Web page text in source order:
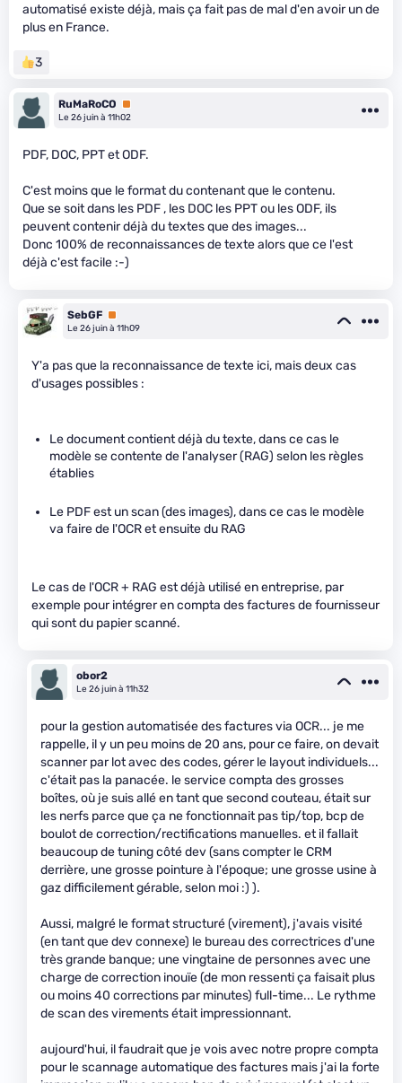
automatisé existe déjà, mais ça fait pas de mal d'en avoir un de
plus en France.
3
RuMaRoCO
Premium
Le 26 juin à 11h02
PDF, DOC, PPT et ODF.
C'est moins que le format du contenant que le contenu.
Que se soit dans les PDF , les DOC les PPT ou les ODF, ils
peuvent contenir déjà du textes que des images...
Donc 100% de reconnaissances de texte alors que ce l'est
déjà c'est facile :-)
SebGF Premium
Le 26 juin à 11h09
Y'a pas que la reconnaissance de texte ici, mais deux cas
d'usages possibles :
Le document contient déjà du texte, dans ce cas le
modèle se contente de l'analyser (RAG) selon les règles
établies
Le PDF est un scan (des images), dans ce cas le modèle
va faire de l'OCR et ensuite du RAG
Le cas de l'OCR + RAG est déjà utilisé en entreprise, par
exemple pour intégrer en compta des factures de fournisseur
qui sont du papier scanné.
obor2
Le 26 juin à 11h32
pour la gestion automatisée des factures via OCR... je me
rappelle, il y un peu moins de 20 ans, pour ce faire, on devait
scanner par lot avec des codes, gérer le layout individuels...
c'était pas la panacée. le service compta des grosses
boîtes, où je suis allé en tant que second couteau, était sur
les nerfs parce que ça ne fonctionnait pas tip/top, bcp de
boulot de correction/rectifications manuelles. et il fallait
beaucoup de tuning côté dev (sans compter le CRM
derrière, une grosse pointure à l'époque; une grosse usine à
gaz difficilement gérable, selon moi :) ).
Aussi, malgré le format structuré (virement), j'avais visité
(en tant que dev connexe) le bureau des correctrices d'une
très grande banque; une vingtaine de personnes avec une
charge de correction inouïe (de mon ressenti ça faisait plus
ou moins 40 corrections par minutes) full-time... Le rythme
de scan des virements était impressionnant.
aujourd'hui, il faudrait que je vois avec notre propre compta
pour le scannage automatique des factures mais j'ai la forte